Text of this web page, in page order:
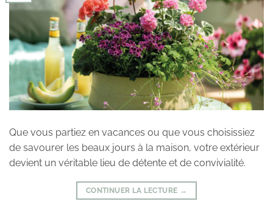
Que vous partiez en vacances ou que vous choisissiez
de savourer les beaux jours à la maison, votre extérieur
devient un véritable lieu de détente et de convivialité.
CONTINUER LA LECTURE →